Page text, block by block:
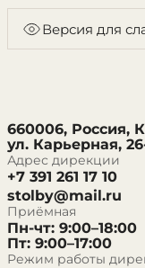
Версия для
660006, Россия,
ул. Карьерная,
Адрес дирекции
+7 391 261 17 10
stolby@mail.ru
Приёмная
Пн-чт: 9:00–18:00
Пт: 9:00–17:00
Режим работы